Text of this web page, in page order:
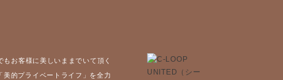
お客様に美しいままでいて頂く
的プライベートライフ」を全力